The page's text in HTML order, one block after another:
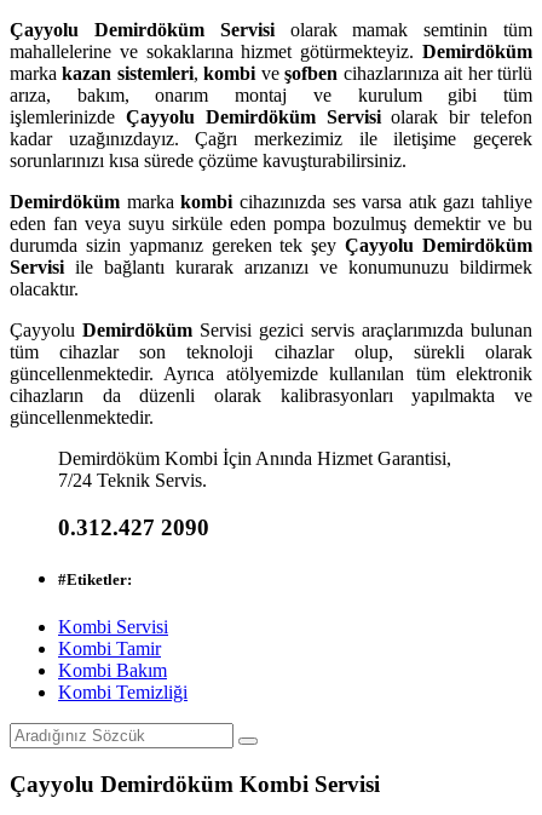
Çayyolu Demirdöküm Servisi olarak mamak semtinin tüm
mahallelerine ve sokaklarına hizmet götürmekteyiz. Demirdöküm
markakazan sistemleri,kombi veşofben cihazlarınıza ait her türlü
arıza, bakım, onarım montaj ve kurulum gibi tüm
işlemlerinizde Çayyolu Demirdöküm Servisiolarak bir telefon
kadar uzağınızdayız. Çağrı merkezimiz ile iletişime geçerek
sorunlarınızı kısa sürede çözüme kavuşturabilirsiniz.
Demirdöküm markakombi cihazınızda ses varsa atık gazı tahliye
eden fan veya suyu sirküle eden pompa bozulmuş demektir ve bu
durumda sizin yapmanız gereken tek şeyÇayyolu Demirdöküm
Servisi ile bağlantı kurarak arızanızı ve konumunuzu bildirmek
olacaktır.
Çayyolu Demirdöküm Servisi gezici servis araçlarımızda bulunan
tüm cihazlar son teknoloji cihazlar olup, sürekli olarak
güncellenmektedir. Ayrıca atölyemizde kullanılan tüm elektronik
cihazların da düzenli olarak kalibrasyonları yapılmakta ve
güncellenmektedir.
Demirdöküm Kombi İçin Anında Hizmet Garantisi,
7/24 Teknik Servis.
0.312.427 2090
#Etiketler:
Kombi Servisi
Kombi Tamir
Kombi Bakım
Kombi Temizliği
Çayyolu Demirdöküm Kombi Servisi